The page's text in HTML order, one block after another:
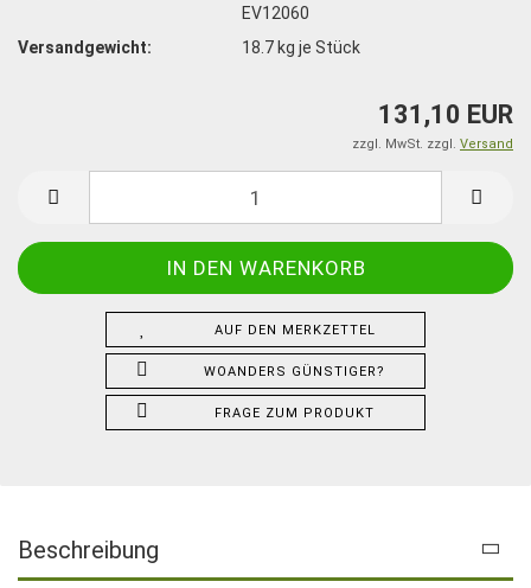
EV12060
Versandgewicht:
18.7 kg je Stück
131,10 EUR
zzgl. MwSt. zzgl. Versand
AUF DEN MERKZETTEL
WOANDERS GÜNSTIGER?
FRAGE ZUM PRODUKT
Beschreibung